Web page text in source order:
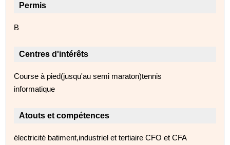
Permis
B
Centres d'intérêts
Course à pied(jusqu'au semi maraton)tennis
informatique
Atouts et compétences
électricité batiment,industriel et tertiaire CFO et CFA